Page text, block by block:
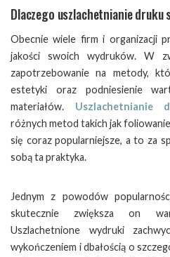
Dlaczego uszlachetnianie druku
Obecnie wiele firm i organizacji
jakości swoich wydruków. W
zapotrzebowanie na metody,
estetyki oraz podniesienie
materiałów. Uszlachetnianie
różnych metod takich jak
się coraz popularniejsze, a to za
sobą ta praktyka.
Jednym z powodów
skutecznie zwiększa on
Uszlachetnione wydruki
wykończeniem i dbałością o